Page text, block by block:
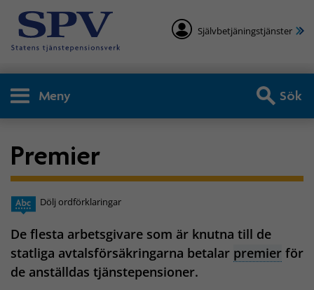
Självbetjäningstjänster
Meny Sök
Premier
Dölj ordförklaringar
De flesta arbetsgivare som är knutna till de
statliga avtalsförsäkringarna betalar premier för
de anställdas tjänstepensioner.